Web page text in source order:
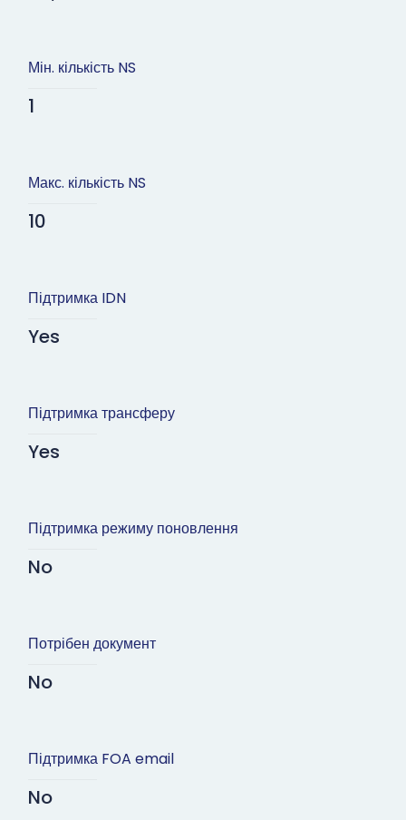
Мін. кількість NS
1
Макс. кількість NS
10
Підтримка IDN
Yes
Підтримка трансферу
Yes
Підтримка режиму поновлення
No
Потрібен документ
No
Підтримка FOA email
No